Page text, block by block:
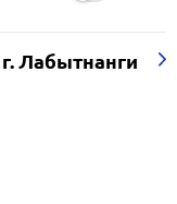
Лабытнанги